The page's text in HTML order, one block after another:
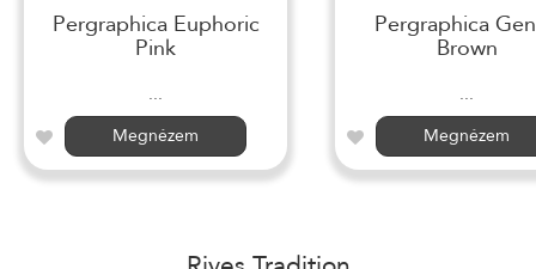
Pergraphica Euphoric
Pink
...
Megnézem
Pergraphica
Brown
...
Megnézem